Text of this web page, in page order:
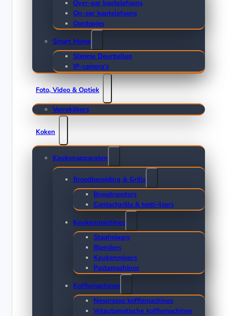
Over-ear koptelefoons
On-ear koptelefoons
Oordopjes
Smart Home
Slimme Deurbellen
IP-camera’s
Foto, Video & Optiek
Verrekijkers
Koken
Keukenapparaten
Broodbereiding & Grills
Broodroosters
Contactgrills & tosti-ijzers
Keukenmachines
Staafmixers
Blenders
Keukenmixers
Pastamachines
Koffiemachines
Nespresso koffiemachines
Volautomatische koffiemachines